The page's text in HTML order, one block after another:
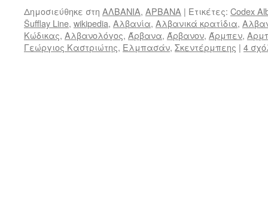
Δημοσιεύθηκε στη ΑΛΒΑΝΙΑ, ΑΡΒΑΝΑ | Ετικέτες: Codex
Šufflay Line, wikipedia, Αλβανία, Αλβανικά κρατίδια,
Κώδικας, Αλβανολόγος, Άρβανα, Άρβανον, Άρμπεν,
Γεώργιος Καστριώτης, Ελμπασάν, Σκεντέρμπεης | 4